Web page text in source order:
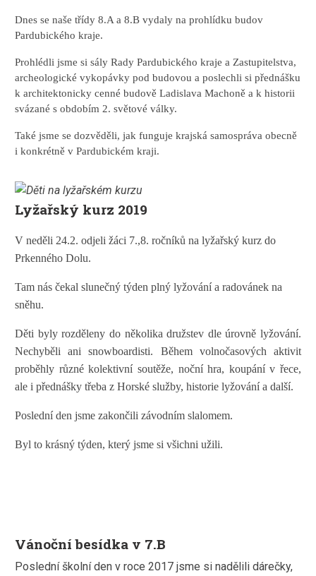
Dnes se naše třídy 8.A a 8.B vydaly na prohlídku budov
Pardubického kraje.
Prohlédli jsme si sály Rady Pardubického kraje a Zastupitelstva,
archeologické vykopávky pod budovou a poslechli si přednášku
k architektonicky cenné budově Ladislava Machoně a k historii
svázané s obdobím 2. světové války.
Také jsme se dozvěděli, jak funguje krajská samospráva obecně
i konkrétně v Pardubickém kraji.
Lyžařský kurz 2019
V neděli 24.2. odjeli žáci 7.,8. ročníků na lyžařský kurz do
Prkenného Dolu.
Tam nás čekal slunečný týden plný lyžování a radovánek na
sněhu.
Děti byly rozděleny do několika družstev dle úrovně lyžování.
Nechyběli ani snowboardisti. Během volnočasových aktivit
proběhly různé kolektivní soutěže, noční hra, koupání v řece,
ale i přednášky třeba z Horské služby, historie lyžování a další.
Poslední den jsme zakončili závodním slalomem.
Byl to krásný týden, který jsme si všichni užili.
Vánoční besídka v 7.B
Poslední školní den v roce 2017 jsme si nadělili dárečky,